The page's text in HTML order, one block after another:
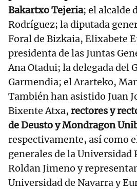
Bakartxo Tejeria; el alcalde
Rodríguez; la diputada
Foral de Bizkaia, Elixabete
presidenta de las Juntas
Ana Otadui; la delegada del
Garmendia; el Ararteko,
También han asistido Juan
Bixente Atxa, rectores y
de Deusto y Mondragon
respectivamente, así como
generales de la Universidad
Roldan Jimeno y
Universidad de Navarra y